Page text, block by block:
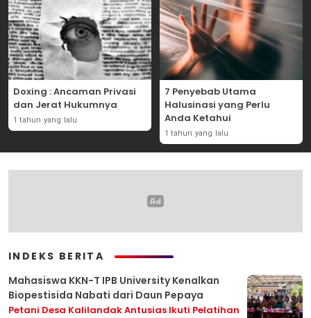
Doxing : Ancaman Privasi
dan Jerat Hukumnya
1 tahun yang lalu
7 Penyebab Utama
Halusinasi yang Perlu
Anda Ketahui
1 tahun yang lalu
INDEKS BERITA
Mahasiswa KKN-T IPB University Kenalkan
Biopestisida Nabati dari Daun Pepaya
Petani Desa Kalilandak Antusias Ikuti Pelatihan